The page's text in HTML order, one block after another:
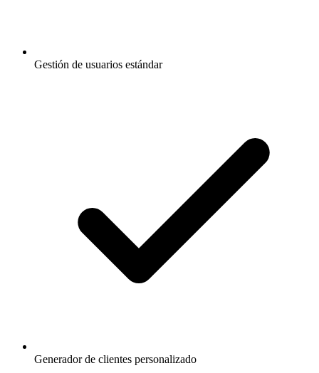
Gestión de usuarios estándar
Generador de clientes personalizado